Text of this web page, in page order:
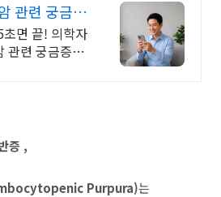
관련 궁금증
면 끝! 의학자
관련 궁금증은
증 ,
Purpura)는